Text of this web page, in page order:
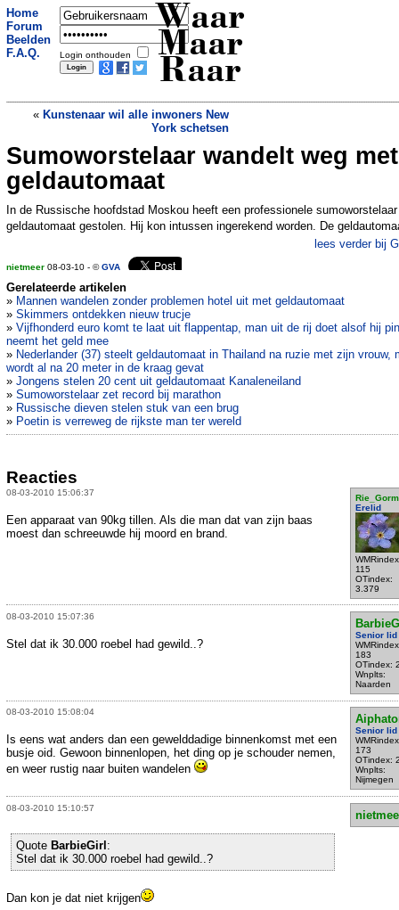
Home
Forum
Beelden
F.A.Q.
Login onthouden
Waar
Maar
Raar
« Kunstenaar wil alle inwoners New
York schetsen
Man pleegt moord om fotos»
Sumoworstelaar wandelt weg met
geldautomaat
In de Russische hoofdstad Moskou heeft een professionele
geldautomaat gestolen. Hij kon intussen ingerekend worden. De
lees verder bij
nietmeer 08-03-10 - ©GVA
Gerelateerde artikelen
» Mannen wandelen zonder problemen hotel uit met geldautomaat
» Skimmers ontdekken nieuw trucje
» Vijfhonderd euro komt te laat uit flappentap, man uit de rij doet alsof hij
neemt het geld mee
» Nederlander (37) steelt geldautomaat in Thailand na ruzie met zijn vrouw,
wordt al na 20 meter in de kraag gevat
» Jongens stelen 20 cent uit geldautomaat Kanaleneiland
» Sumoworstelaar zet record bij marathon
» Russische dieven stelen stuk van een brug
» Poetin is verreweg de rijkste man ter wereld
Reacties
08-03-2010 15:06:37
Erelid
115
OTindex:
3.379
Een apparaat van 90kg tillen. Als die man dat van zijn baas
moest dan schreeuwde hij moord en brand.
08-03-2010 15:07:36
Senior lid
183
OTindex:
Wnplts:
Naarden
Stel dat ik 30.000 roebel had gewild..?
08-03-2010 15:08:04
Senior lid
173
OTindex:
Wnplts:
Nijmegen
Is eens wat anders dan een gewelddadige binnenkomst met een
busje oid. Gewoon binnenlopen, het ding op je schouder nemen,
en weer rustig naar buiten wandelen
08-03-2010 15:10:57
Quote BarbieGirl:
Stel dat ik 30.000 roebel had gewild..?
Dan kon je dat niet krijgen